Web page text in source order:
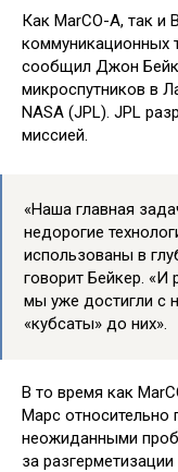
Как MarCO-A, так и
коммуникационных
сообщил Джон
микроспутников в
NASA (JPL). JPL
миссией.
«Наша главная
недорогие
использованы в
говорит Бейкер. «И
мы уже достигли с
«кубсаты» до них».
В то время как
Марс относительно
неожиданными
за